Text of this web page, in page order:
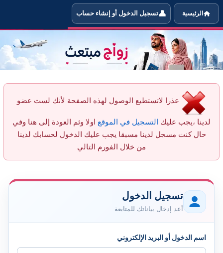
‫ أحجب العضو AR93 عن التواصل معي
الرئيسية 👤تسجيل الدخول أو إنشاء حساب
عذرا لاتستطيع الوصول لهذه الصفحة لأنك لست عضو
لدينا ،يجب عليك التسجيل في الموقع اولا وثم العودة إلى هنا وفي
حال كنت مسجل لدينا مسبقا يجب عليك الدخول لحسابك لدينا
من خلال الفورم التالي
تسجيل الدخول
أعد إدخال بياناتك للمتابعة
اسم الدخول أو البريد الإلكتروني